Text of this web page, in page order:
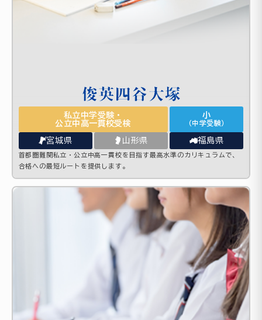
私立中学受験・
公立中高一貫校受検
小
（中学受験）
宮城県 山形県 福島県
首都圏難関私立・公立中高一貫校を目指す最高水準のカリキュラムで、
合格への最短ルートを提供します。